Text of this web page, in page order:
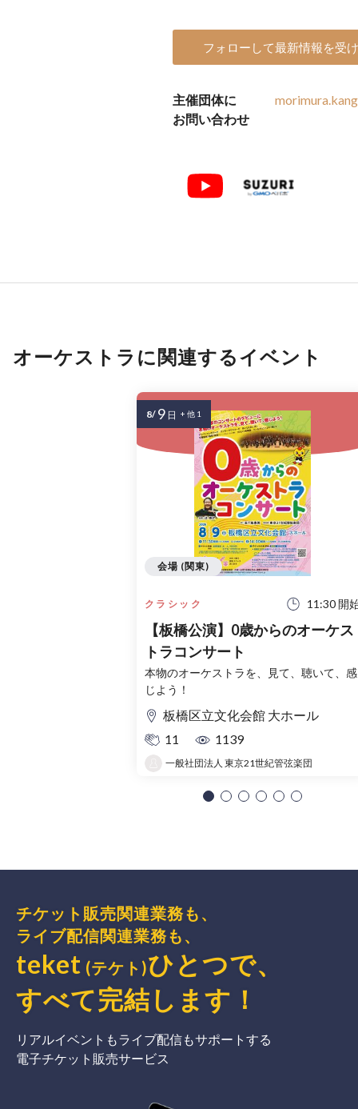
フォローして最新情報を受
主催団体に
お問い合わせ
オーケストラに関連するイベント
クラシック 11:30 開
【板橋公演】0歳からのオーケス
トラコンサート
本物のオーケストラを、見て、聴いて、感
じよう！
板橋区立文化会館 大ホール
11
1139
一般社団法人 東京21世紀管弦楽団
会場 (関東)
8/ 9 日 + 他 1
チケット販売関連業務も、
ライブ配信関連業務も、
teket (テケト)ひとつで、
すべて完結 します ！
リアルイベントもライブ配信もサポートする
電子チケット販売サービス